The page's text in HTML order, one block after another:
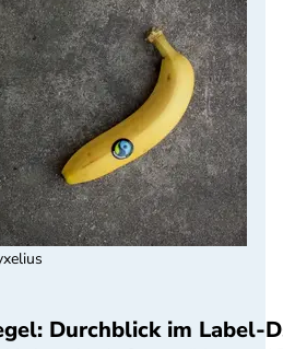
Durchblick im Label-